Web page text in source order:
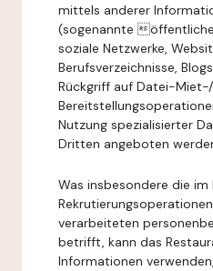
mittels anderer
(sogenannte
soziale Netzwerke,
Berufsverzeichnisse,
Rückgriff auf Datei-
Nutzung spezialisierter
Dritten angeboten
Was insbesondere die im
verarbeiteten
betrifft, kann das
Informationen